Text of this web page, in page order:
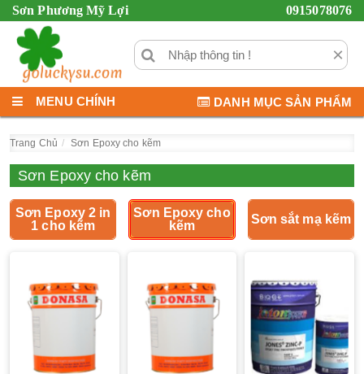
Sơn Phương Mỹ Lợi 0915078076
×
MENU CHÍNH DANH MỤC SẢN PHẨM
Trang Chủ Sơn Epoxy cho kẽm
Sơn Epoxy cho kẽm
Sơn Epoxy 2 in
1 cho kẽm
Sơn Epoxy cho
kẽm
Sơn sắt mạ kẽm